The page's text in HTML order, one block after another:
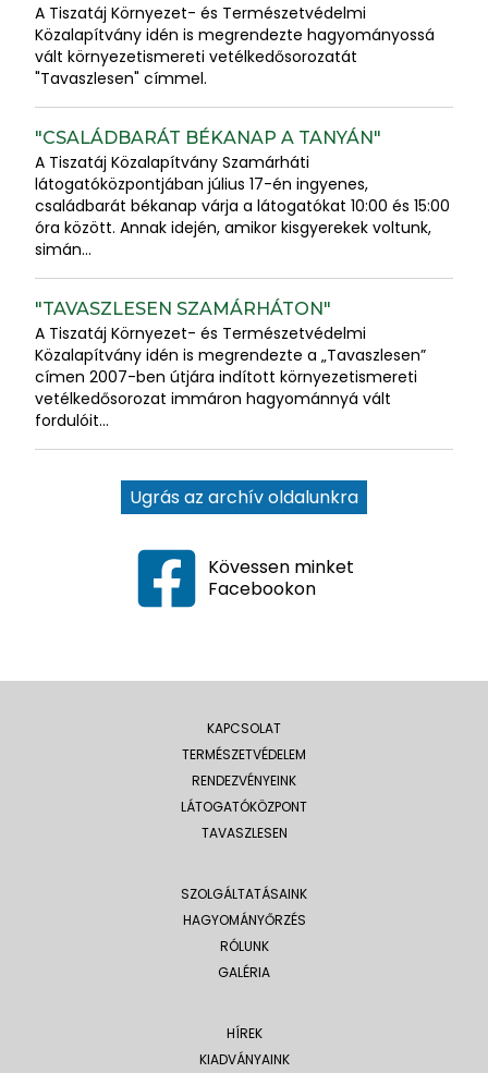
A Tiszatáj Környezet- és Természetvédelmi
Közalapítvány idén is megrendezte hagyományossá
vált környezetismereti vetélkedősorozatát
"Tavaszlesen" címmel.
"CSALÁDBARÁT BÉKANAP A TANYÁN"
A Tiszatáj Közalapítvány Szamárháti
látogatóközpontjában július 17-én ingyenes,
családbarát békanap várja a látogatókat 10:00 és 15:00
óra között. Annak idején, amikor kisgyerekek voltunk,
simán...
"TAVASZLESEN SZAMÁRHÁTON"
A Tiszatáj Környezet- és Természetvédelmi
Közalapítvány idén is megrendezte a „Tavaszlesen”
címen 2007-ben útjára indított környezetismereti
vetélkedősorozat immáron hagyománnyá vált
fordulóit...
Ugrás az archív oldalunkra
Kövessen minket
Facebookon
KAPCSOLAT
TERMÉSZETVÉDELEM
RENDEZVÉNYEINK
LÁTOGATÓKÖZPONT
TAVASZLESEN
SZOLGÁLTATÁSAINK
HAGYOMÁNYŐRZÉS
RÓLUNK
GALÉRIA
HÍREK
KIADVÁNYAINK